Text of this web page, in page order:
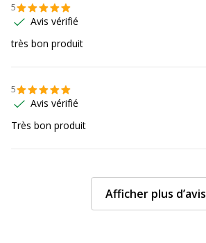
5
Avis vérifié
très bon produit
5
Avis vérifié
Très bon produit
Afficher plus d’avis